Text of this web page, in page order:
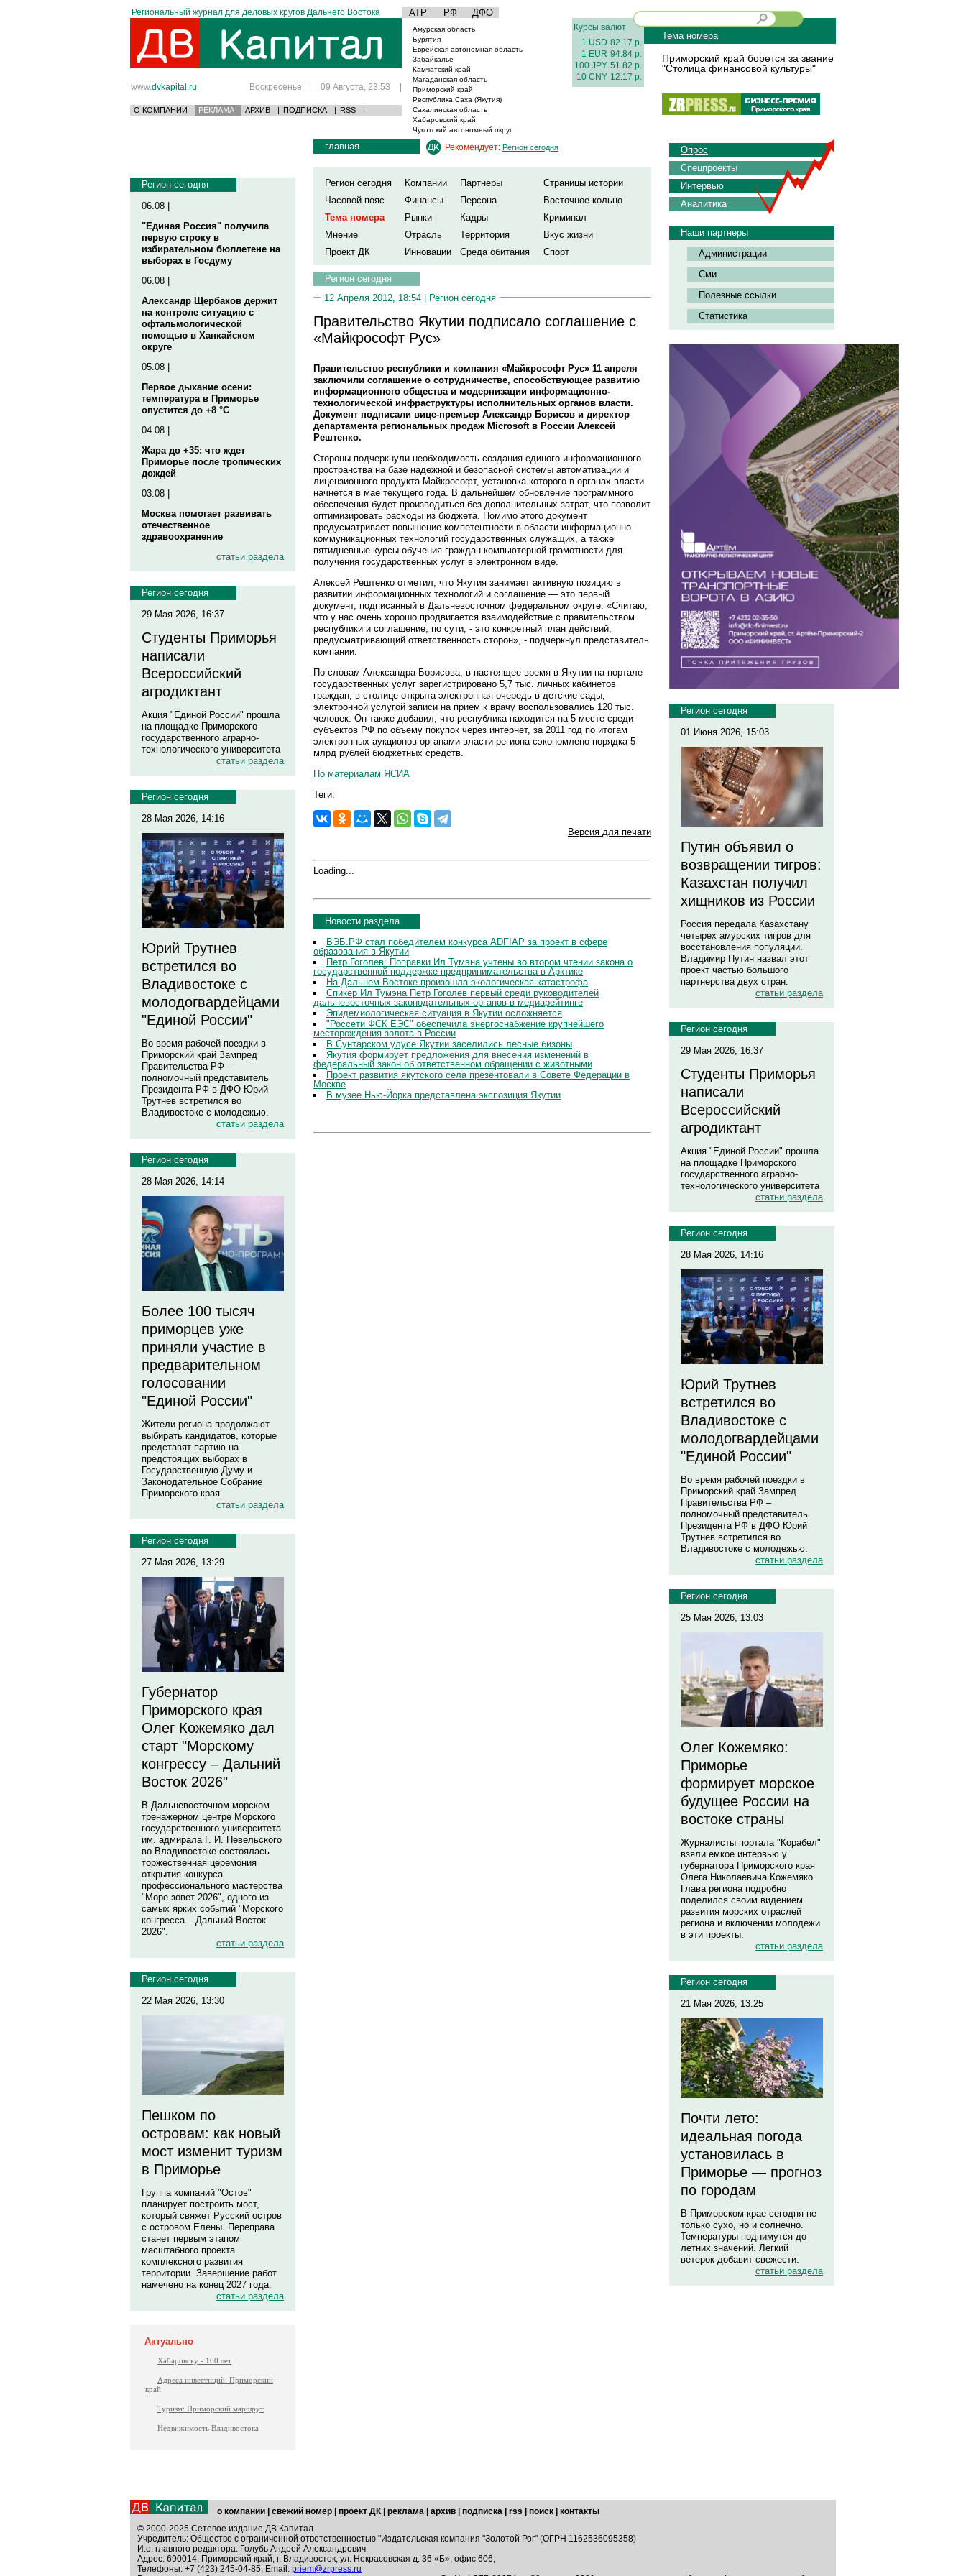
Региональный журнал для деловых кругов Дальнего Востока АТР РФ ДФО
www.dvkapital.ru Воскресенье | 09 Августа, 23:53 |
О КОМПАНИИ РЕКЛАМА АРХИВ | ПОДПИСКА | RSS |
Амурская область
Бурятия
Еврейская автономная область
Забайкалье
Камчатский край
Магаданская область
Приморский край
Республика Саха (Якутия)
Сахалинская область
Хабаровский край
Чукотский автономный округ
Курсы валют
1 USD 82.17 р.
1 EUR 94.84 р.
100 JPY 51.82 р.
10 CNY 12.17 р.
Тема номера
Приморский край борется за звание
"Столица финансовой культуры"
Регион сегодня
06.08 |
"Единая Россия" получила
первую строку в
избирательном бюллетене на
выборах в Госдуму
06.08 |
Александр Щербаков держит
на контроле ситуацию с
офтальмологической
помощью в Ханкайском
округе
05.08 |
Первое дыхание осени:
температура в Приморье
опустится до +8 °C
04.08 |
Жара до +35: что ждет
Приморье после тропических
дождей
03.08 |
Москва помогает развивать
отечественное
здравоохранение
статьи раздела
Регион сегодня
29 Мая 2026, 16:37
Студенты Приморья
написали
Всероссийский
агродиктант
Акция "Единой России" прошла
на площадке Приморского
государственного аграрно-
технологического университета
статьи раздела
Регион сегодня
28 Мая 2026, 14:16
Юрий Трутнев
встретился во
Владивостоке с
молодогвардейцами
"Единой России"
Во время рабочей поездки в
Приморский край Зампред
Правительства РФ –
полномочный представитель
Президента РФ в ДФО Юрий
Трутнев встретился во
Владивостоке с молодежью.
статьи раздела
Регион сегодня
28 Мая 2026, 14:14
Более 100 тысяч
приморцев уже
приняли участие в
предварительном
голосовании
"Единой России"
Жители региона продолжают
выбирать кандидатов, которые
представят партию на
предстоящих выборах в
Государственную Думу и
Законодательное Собрание
Приморского края.
статьи раздела
Регион сегодня
27 Мая 2026, 13:29
Губернатор
Приморского края
Олег Кожемяко дал
старт "Морскому
конгрессу – Дальний
Восток 2026"
В Дальневосточном морском
тренажерном центре Морского
государственного университета
им. адмирала Г. И. Невельского
во Владивостоке состоялась
торжественная церемония
открытия конкурса
профессионального мастерства
"Море зовет 2026", одного из
самых ярких событий "Морского
конгресса – Дальний Восток
2026".
статьи раздела
Регион сегодня
22 Мая 2026, 13:30
Пешком по
островам: как новый
мост изменит туризм
в Приморье
Группа компаний "Остов"
планирует построить мост,
который свяжет Русский остров
с островом Елены. Переправа
станет первым этапом
масштабного проекта
комплексного развития
территории. Завершение работ
намечено на конец 2027 года.
статьи раздела
Актуально
Хабаровску - 160 лет
Адреса инвестиций. Приморский
край
Туризм: Приморский маршрут
Недвижимость Владивостока
главная Рекомендует: Регион сегодня
Регион сегодня Компании Партнеры
Страницы истории
Часовой пояс
Финансы Персона
Восточное кольцо
Тема номера
Рынки Кадры
Криминал
Мнение
Отрасль Территория
Вкус жизни
Проект ДК
Инновации Среда обитания Спорт
Регион сегодня
12 Апреля 2012, 18:54 | Регион сегодня
Правительство Якутии подписало соглашение с
«Майкрософт Рус»
Правительство республики и компания «Майкрософт Рус» 11 апреля
заключили соглашение о сотрудничестве, способствующее развитию
информационного общества и модернизации информационно-
технологической инфраструктуры исполнительных органов власти.
Документ подписали вице-премьер Александр Борисов и директор
департамента региональных продаж Microsoft в России Алексей
Рештенко.
Стороны подчеркнули необходимость создания единого информационного
пространства на базе надежной и безопасной системы автоматизации и
лицензионного продукта Майкрософт, установка которого в органах власти
начнется в мае текущего года. В дальнейшем обновление программного
обеспечения будет производиться без дополнительных затрат, что позволит
оптимизировать расходы из бюджета. Помимо этого документ
предусматривает повышение компетентности в области информационно-
коммуникационных технологий государственных служащих, а также
пятидневные курсы обучения граждан компьютерной грамотности для
получения государственных услуг в электронном виде.
Алексей Рештенко отметил, что Якутия занимает активную позицию в
развитии информационных технологий и соглашение — это первый
документ, подписанный в Дальневосточном федеральном округе. «Считаю,
что у нас очень хорошо продвигается взаимодействие с правительством
республики и соглашение, по сути, - это конкретный план действий,
предусматривающий ответственность сторон», - подчеркнул представитель
компании.
По словам Александра Борисова, в настоящее время в Якутии на портале
государственных услуг зарегистрировано 5,7 тыс. личных кабинетов
граждан, в столице открыта электронная очередь в детские сады,
электронной услугой записи на прием к врачу воспользовались 120 тыс.
человек. Он также добавил, что республика находится на 5 месте среди
субъектов РФ по объему покупок через интернет, за 2011 год по итогам
электронных аукционов органами власти региона сэкономлено порядка 5
млрд рублей бюджетных средств.
По материалам ЯСИА
Теги:
Версия для печати
Loading...
Новости раздела
ВЭБ.РФ стал победителем конкурса ADFIAP за проект в сфере
образования в Якутии
Петр Гоголев: Поправки Ил Тумэна учтены во втором чтении закона о
государственной поддержке предпринимательства в Арктике
На Дальнем Востоке произошла экологическая катастрофа
Спикер Ил Тумэна Петр Гоголев первый среди руководителей
дальневосточных законодательных органов в медиарейтинге
Эпидемиологическая ситуация в Якутии осложняется
"Россети ФСК ЕЭС" обеспечила энергоснабжение крупнейшего
месторождения золота в России
В Сунтарском улусе Якутии заселились лесные бизоны
Якутия формирует предложения для внесения изменений в
федеральный закон об ответственном обращении с животными
Проект развития якутского села презентовали в Совете Федерации в
Москве
В музее Нью-Йорка представлена экспозиция Якутии
Опрос
Спецпроекты
Интервью
Аналитика
Наши партнеры
Администрации
Сми
Полезные ссылки
Статистика
Регион сегодня
01 Июня 2026, 15:03
Путин объявил о
возвращении тигров:
Казахстан получил
хищников из России
Россия передала Казахстану
четырех амурских тигров для
восстановления популяции.
Владимир Путин назвал этот
проект частью большого
партнерства двух стран.
статьи раздела
Регион сегодня
29 Мая 2026, 16:37
Студенты Приморья
написали
Всероссийский
агродиктант
Акция "Единой России" прошла
на площадке Приморского
государственного аграрно-
технологического университета
статьи раздела
Регион сегодня
28 Мая 2026, 14:16
Юрий Трутнев
встретился во
Владивостоке с
молодогвардейцами
"Единой России"
Во время рабочей поездки в
Приморский край Зампред
Правительства РФ –
полномочный представитель
Президента РФ в ДФО Юрий
Трутнев встретился во
Владивостоке с молодежью.
статьи раздела
Регион сегодня
25 Мая 2026, 13:03
Олег Кожемяко:
Приморье
формирует морское
будущее России на
востоке страны
Журналисты портала "Корабел"
взяли емкое интервью у
губернатора Приморского края
Олега Николаевича Кожемяко
Глава региона подробно
поделился своим видением
развития морских отраслей
региона и включении молодежи
в эти проекты.
статьи раздела
Регион сегодня
21 Мая 2026, 13:25
Почти лето:
идеальная погода
установилась в
Приморье — прогноз
по городам
В Приморском крае сегодня не
только сухо, но и солнечно.
Температуры поднимутся до
летних значений. Легкий
ветерок добавит свежести.
статьи раздела
о компании свежий номер проект ДК реклама архив подписка rss поиск
контакты
© 2000-2025 Сетевое издание ДВ Капитал
Учредитель: Общество с ограниченной ответственностью "Издательская компания "Золотой Рог" (ОГРН 1162536095358)
И.о. главного редактора: Голубь Андрей Александрович
Адрес: 690014, Приморский край, г. Владивосток, ул. Некрасовская д. 36 «Б», офис 606;
Телефоны: +7 (423) 245-04-85; Email: priem@zrpress.ru